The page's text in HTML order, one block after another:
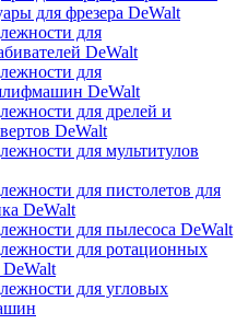
для фрезера DeWalt
для
DeWalt
для
DeWalt
для дрелей и
DeWalt
для мультитулов
для пистолетов для
DeWalt
для пылесоса DeWalt
для ротационных
DeWalt
для угловых